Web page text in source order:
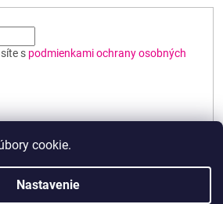
cookie.
Nastavenie
s podmienkami ochrany osobných